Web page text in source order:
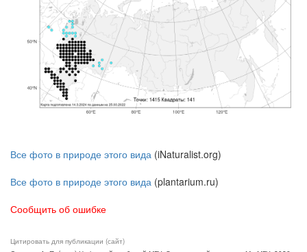
Все фото в природе этого вида (iNaturalist.org)
Все фото в природе этого вида (plantarium.ru)
Сообщить об ошибке
Цитировать для публикации (сайт)